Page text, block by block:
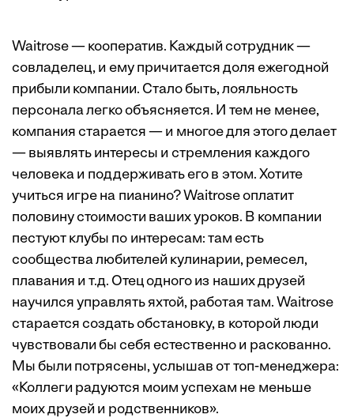
Waitrose — кооператив. Каждый сотрудник —
совладелец, и ему причитается доля ежегодной
прибыли компании. Стало быть, лояльность
персонала легко объясняется. И тем не менее,
компания старается — и многое для этого делает
— выявлять интересы и стремления каждого
человека и поддерживать его в этом. Хотите
учиться игре на пианино? Waitrose оплатит
половину стоимости ваших уроков. В компании
пестуют клубы по интересам: там есть
сообщества любителей кулинарии, ремесел,
плавания и т.д. Отец одного из наших друзей
научился управлять яхтой, работая там. Waitrose
старается создать обстановку, в которой люди
чувствовали бы себя естественно и раскованно.
Мы были потрясены, услышав от топ-менеджера:
«Коллеги радуются моим успехам не меньше
моих друзей и родственников».